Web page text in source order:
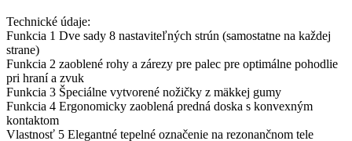
Technické údaje:
Funkcia 1 Dve sady 8 nastaviteľných strún (samostatne na každej
strane)
Funkcia 2 zaoblené rohy a zárezy pre palec pre optimálne pohodlie
pri hraní a zvuk
Funkcia 3 Špeciálne vytvorené nožičky z mäkkej gumy
Funkcia 4 Ergonomicky zaoblená predná doska s konvexným
kontaktom
Vlastnosť 5 Elegantné tepelné označenie na rezonančnom tele